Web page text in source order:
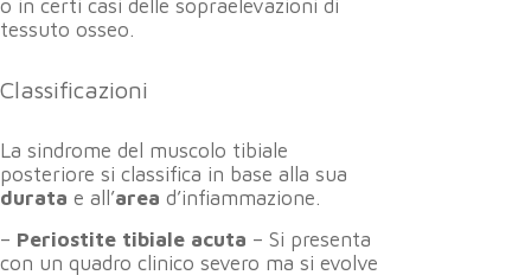
o in certi casi delle sopraelevazioni di
tessuto osseo.
Classificazioni
La sindrome del muscolo tibiale
posteriore si classifica in base alla sua
durata e all’area d’infiammazione.
– Periostite tibiale acuta – Si presenta
con un quadro clinico severo ma si evolve